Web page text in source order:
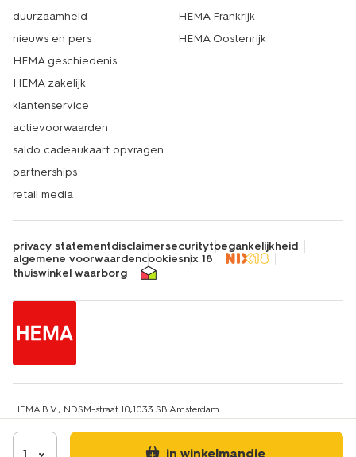
in winkelmandje
duurzaamheid
nieuws en pers
HEMA geschiedenis
HEMA zakelijk
klantenservice
actievoorwaarden
saldo cadeaukaart opvragen
partnerships
retail media
HEMA Frankrijk
HEMA Oostenrijk
privacy statementdisclaimersecuritytoegankelijkheid
algemene voorwaardencookiesnix 18
thuiswinkel waarborg
HEMA B.V., NDSM-straat 10,1033 SB Amsterdam
KvK-nummer: 34215639
IBAN: HEMA NL67INGB0651607663
Btw-identificatienummer: NL814217412B01